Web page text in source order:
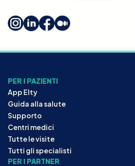
PER I PAZIENTI
App Elty
Guida alla salute
Supporto
Centri medici
Tutte le visite
Tutti gli specialisti
PER I PARTNER